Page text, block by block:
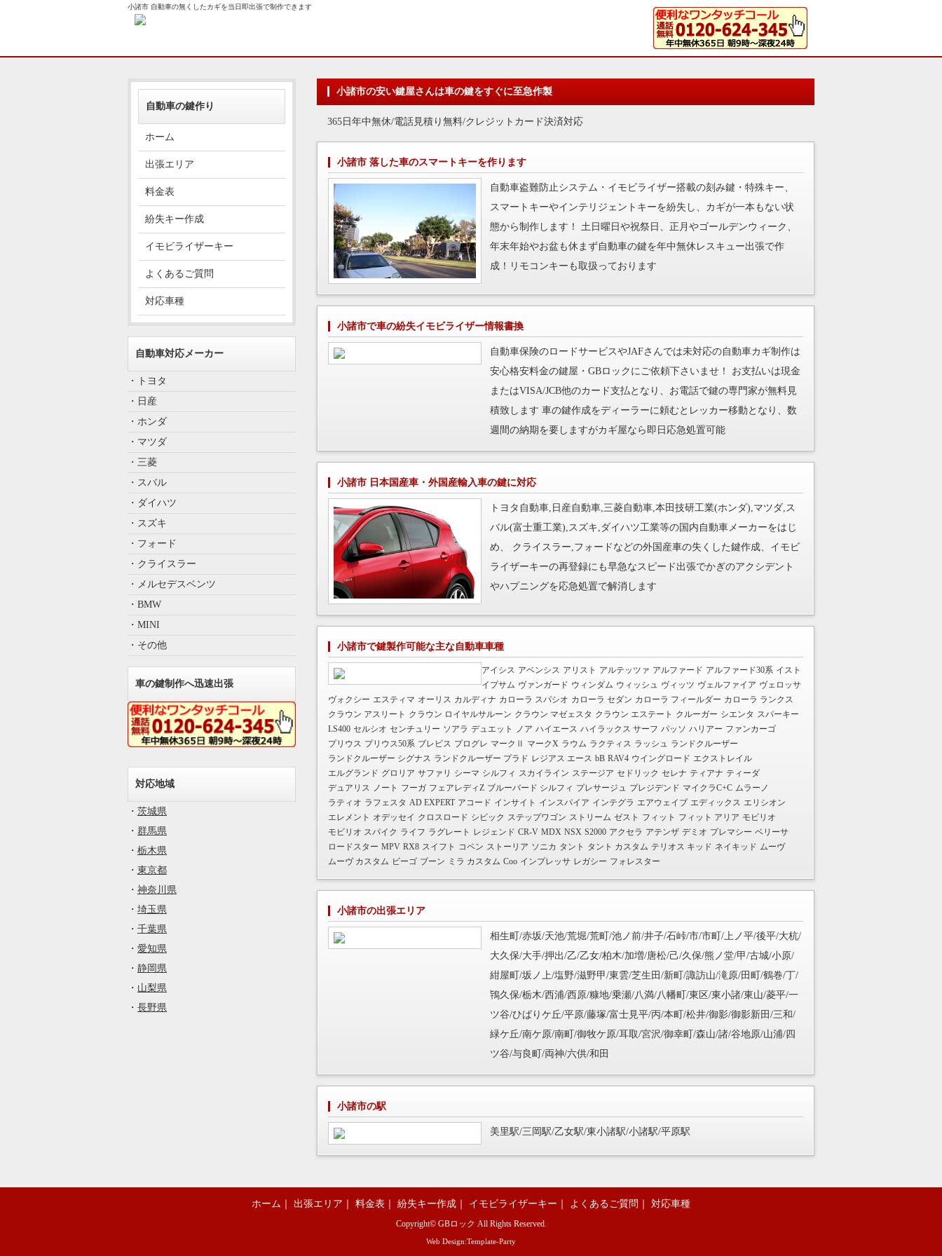
小諸市 自動車の無くしたカギを当日即出張で制作できます
小諸市の安い鍵屋さんは車の鍵をすぐに至急作製
365日年中無休/電話見積り無料/クレジットカード決済対応
小諸市 落した車のスマートキーを作ります
自動車盗難防止システム・イモビライザー搭載の刻み鍵・特殊キー、
スマートキーやインテリジェントキーを紛失し、カギが一本もない状
態から制作します！ 土日曜日や祝祭日、正月やゴールデンウィーク、
年末年始やお盆も休まず自動車の鍵を年中無休レスキュー出張で作
成！リモコンキーも取扱っております
小諸市で車の紛失イモビライザー情報書換
自動車保険のロードサービスやJAFさんでは未対応の自動車カギ制作は
安心格安料金の鍵屋・GBロックにご依頼下さいませ！ お支払いは現金
またはVISA/JCB他のカード支払となり、お電話で鍵の専門家が無料見
積致します 車の鍵作成をディーラーに頼むとレッカー移動となり、数
週間の納期を要しますがカギ屋なら即日応急処置可能
小諸市 日本国産車・外国産輸入車の鍵に対応
トヨタ自動車,日産自動車,三菱自動車,本田技研工業(ホンダ),マツダ,ス
バル(富士重工業),スズキ,ダイハツ工業等の国内自動車メーカーをはじ
め、 クライスラー,フォードなどの外国産車の失くした鍵作成、イモビ
ライザーキーの再登録にも早急なスピード出張でかぎのアクシデント
やハプニングを応急処置で解消します
小諸市で鍵製作可能な主な自動車車種
アイシス アベンシス アリスト アルテッツァ アルファード アルファード30系 イスト
イプサム ヴァンガード ウィンダム ウィッシュ ヴィッツ ヴェルファイア ヴェロッサ
ヴォクシー エスティマ オーリス カルディナ カローラ スパシオ カローラ セダン カローラ フィールダー カローラ ランクス
クラウン アスリート クラウン ロイヤルサルーン クラウン マゼェスタ クラウン エステート クルーガー シエンタ スパーキー
LS400 セルシオ センチュリー ソアラ デュエット ノア ハイエース ハイラックス サーフ パッソ ハリアー ファンカーゴ
プリウス プリウス50系 ブレビス プログレ マークⅡ マークX ラウム ラクティス ラッシュ ランドクルーザー
ランドクルーザー シグナス ランドクルーザー プラド レジアス エース bB RAV4 ウイングロード エクストレイル
エルグランド グロリア サファリ シーマ シルフィ スカイライン ステージア セドリック セレナ ティアナ ティーダ
デュアリス ノート フーガ フェアレディZ ブルーバード シルフィ プレサージュ プレジデンド マイクラC+C ムラーノ
ラティオ ラフェスタ AD EXPERT アコード インサイト インスパイア インテグラ エアウェイブ エディックス エリシオン
エレメント オデッセイ クロスロード シビック ステップワゴン ストリーム ゼスト フィット フィット アリア モビリオ
モビリオ スパイク ライフ ラグレート レジェンド CR-V MDX NSX S2000 アクセラ アテンザ デミオ プレマシー ベリーサ
ロードスター MPV RX8 スイフト コペン ストーリア ソニカ タント タント カスタム テリオス キッド ネイキッド ムーヴ
ムーヴ カスタム ビーゴ ブーン ミラ カスタム Coo インプレッサ レガシー フォレスター
小諸市の出張エリア
相生町/赤坂/天池/荒堀/荒町/池ノ前/井子/石峠/市/市町/上ノ平/後平/大杭/
大久保/大手/押出/乙/乙女/柏木/加増/唐松/己/久保/熊ノ堂/甲/古城/小原/
紺屋町/坂ノ上/塩野/滋野甲/東雲/芝生田/新町/諏訪山/滝原/田町/鶴巻/丁/
鴇久保/栃木/西浦/西原/糠地/乗瀬/八満/八幡町/東区/東小諸/東山/菱平/一
ツ谷/ひばりケ丘/平原/藤塚/富士見平/丙/本町/松井/御影/御影新田/三和/
緑ケ丘/南ケ原/南町/御牧ケ原/耳取/宮沢/御幸町/森山/諸/谷地原/山浦/四
ツ谷/与良町/両神/六供/和田
小諸市の駅
美里駅/三岡駅/乙女駅/東小諸駅/小諸駅/平原駅
自動車の鍵作り
ホーム
出張エリア
料金表
紛失キー作成
イモビライザーキー
よくあるご質問
対応車種
自動車対応メーカー
・トヨタ
・日産
・ホンダ
・マツダ
・三菱
・スバル
・ダイハツ
・スズキ
・フォード
・クライスラー
・メルセデスベンツ
・BMW
・MINI
・その他
車の鍵制作へ迅速出張
対応地域
・ 茨城県
・ 群馬県
・ 栃木県
・ 東京都
・ 神奈川県
・ 埼玉県
・ 千葉県
・ 愛知県
・ 静岡県
・ 山梨県
・ 長野県
ホーム 出張エリア 料金表 紛失キー作成 イモビライザーキー よくあるご質問 対応車種
Copyright© GBロック All Rights Reserved.
Web Design:Template-Party